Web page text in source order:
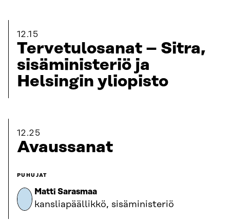
12.15
Tervetulosanat – Sitra,
sisäministeriö ja
Helsingin yliopisto
12.25
Avaussanat
PUHUJAT
Matti Sarasmaa
kansliapäällikkö, sisäministeriö